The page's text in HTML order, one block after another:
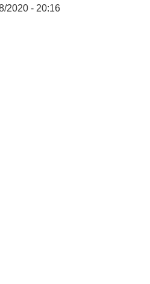
2020 - 20:16